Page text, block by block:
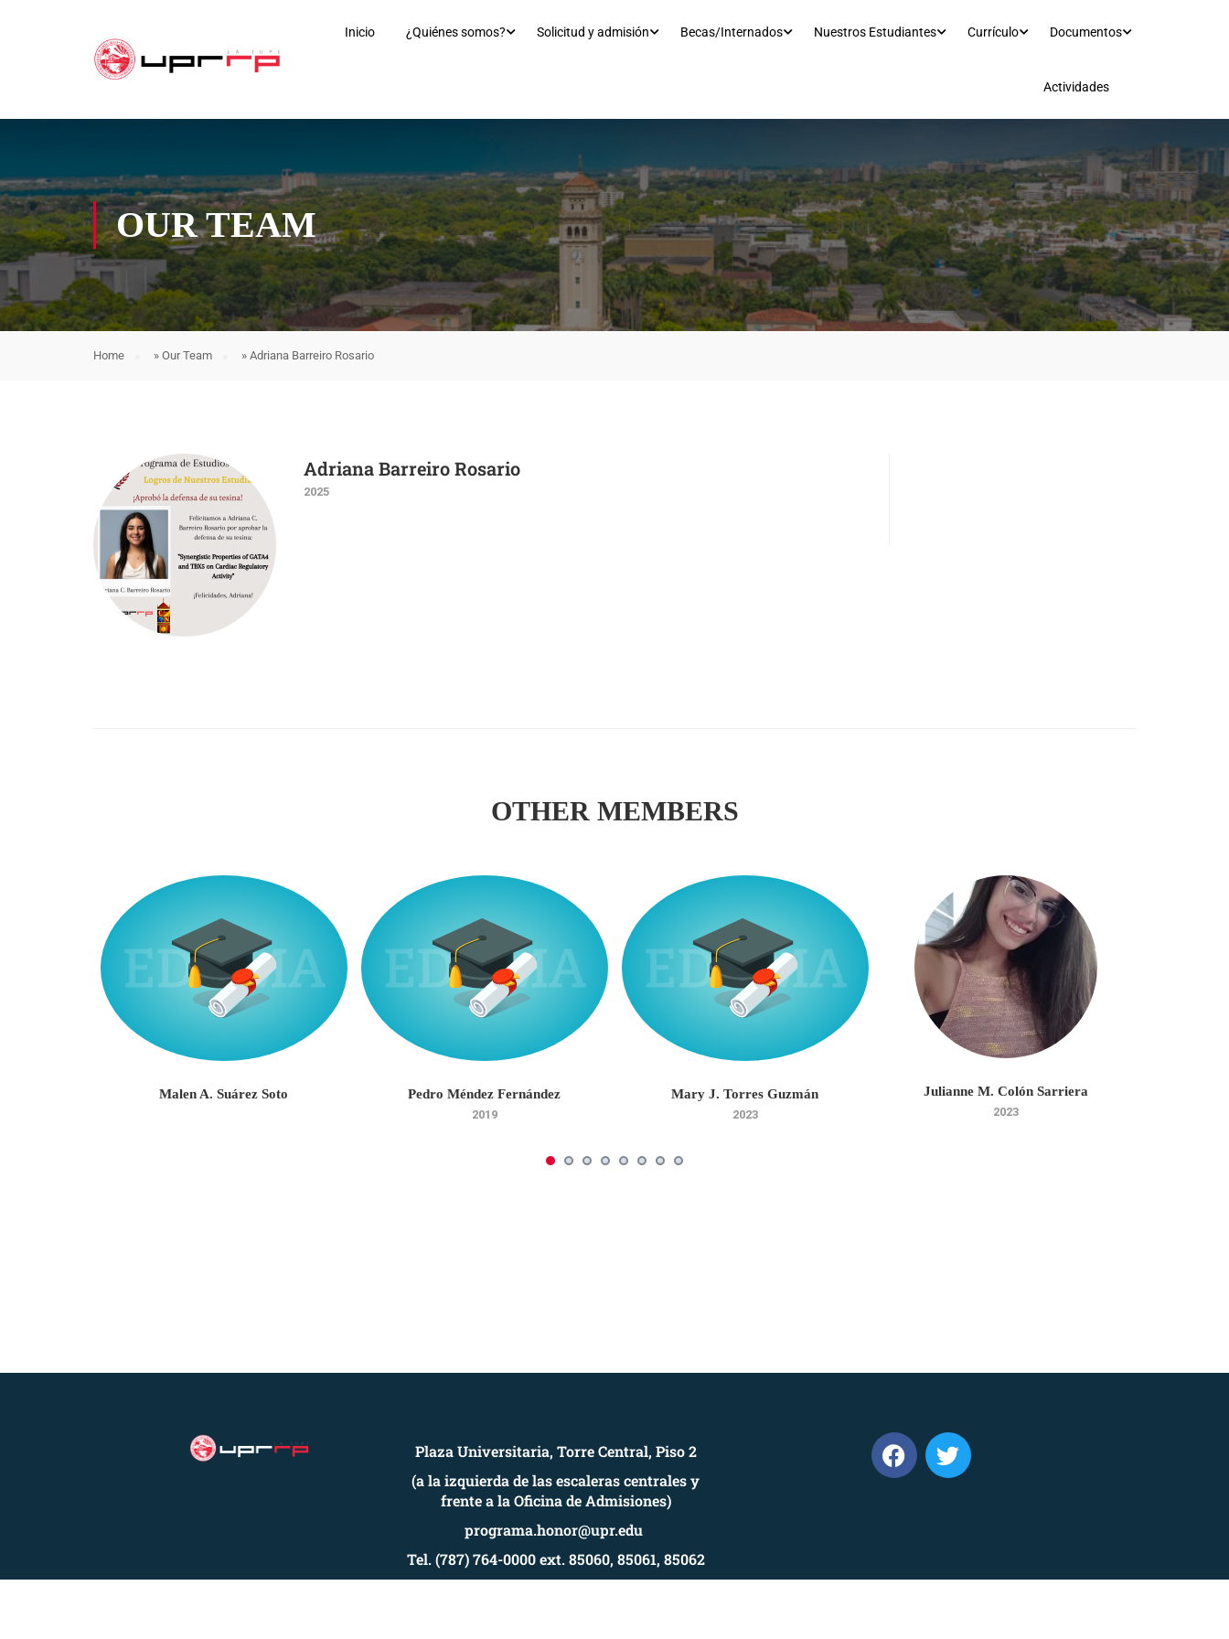
Inicio ¿Quiénes somos? Solicitud y admisión Becas/Internados Nuestros Estudiantes Currículo Documentos
Actividades
OUR TEAM
Home » Our Team » Adriana Barreiro Rosario
Adriana Barreiro Rosario
2025
OTHER MEMBERS
Malen A. Suárez Soto Pedro Méndez Fernández
2019
Mary J. Torres Guzmán
2023
Julianne M. Colón Sarriera
2023
Plaza Universitaria, Torre Central, Piso 2
(a la izquierda de las escaleras centrales y
frente a la Oficina de Admisiones)
programa.honor@upr.edu
Tel. (787) 764-0000 ext. 85060, 85061, 85062